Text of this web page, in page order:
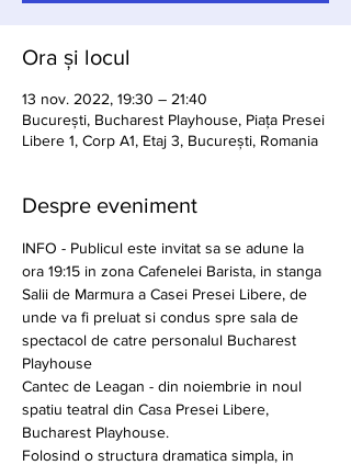
Ora și locul
13 nov. 2022, 19:30 – 21:40
București, Bucharest Playhouse, Piața Presei
Libere 1, Corp A1, Etaj 3, București, Romania
Despre eveniment
INFO - Publicul este invitat sa se adune la
ora 19:15 in zona Cafenelei Barista, in stanga
Salii de Marmura a Casei Presei Libere, de
unde va fi preluat si condus spre sala de
spectacol de catre personalul Bucharest
Playhouse
Cantec de Leagan - din noiembrie in noul
spatiu teatral din Casa Presei Libere,
Bucharest Playhouse.
Folosind o structura dramatica simpla, in